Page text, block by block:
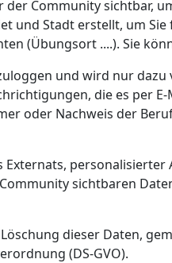
Community sichtbar,
und Stadt erstellt, um
(Übungsort ....). Sie
und wird nur
die es per
oder Nachweis der
sichtbaren
dieser Daten,
(DS-GVO).